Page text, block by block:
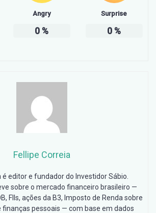
Angry
0%
Surprise
0%
Fellipe Correia
é editor e fundador do Investidor Sábio.
sobre o mercado financeiro brasileiro —
FIIs, ações da B3, Imposto de Renda sobre
pessoais — com base em dados